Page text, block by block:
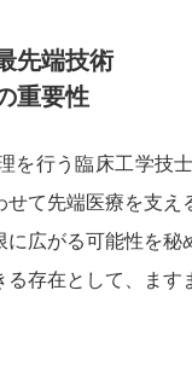
先端技術
重要性
を行う臨床工学技
て先端医療を支
広がる可能性を
存在として、ま